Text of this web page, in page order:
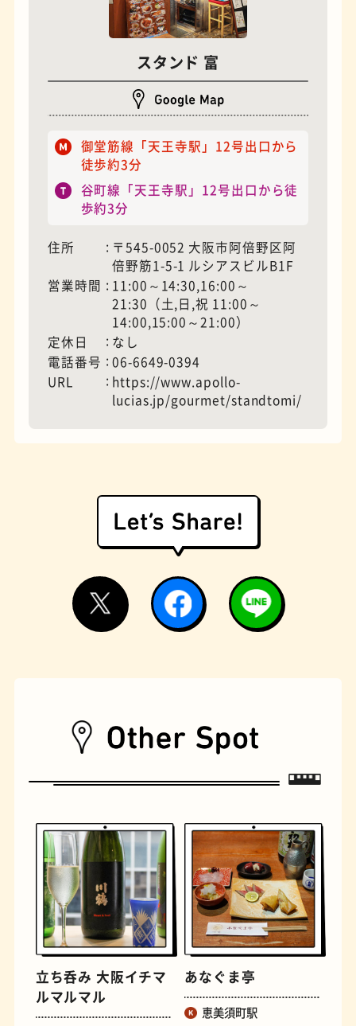
モーニング
欧風カレー ホテル
遊具 オムライス
スタンド 富
御堂筋線「天王寺駅」12号出口から
徒歩約3分
谷町線「天王寺駅」12号出口から徒
歩約3分
住所
〒545-0052 大阪市阿倍野区阿
倍野筋1-5-1 ルシアスビルB1F
営業時間
11:00～14:30,16:00～
21:30（土,日,祝 11:00～
14:00,15:00～21:00）
定休日
なし
電話番号
06-6649-0394
URL
https://www.apollo-
lucias.jp/gourmet/standtomi/
立ち呑み 大阪イチマ
ルマルマル
あなぐま亭
恵美須町駅